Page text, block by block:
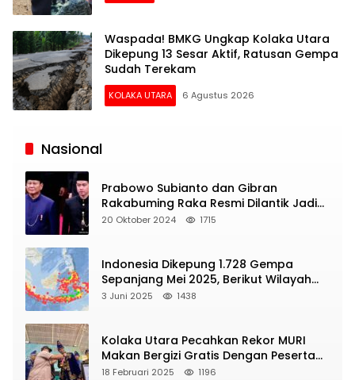
Waspada! BMKG Ungkap Kolaka Utara
Dikepung 13 Sesar Aktif, Ratusan Gempa
Sudah Terekam
KOLAKA UTARA 6 Agustus 2026
Siaran
Nasional
Prabowo Subianto dan Gibran
Rakabuming Raka Resmi Dilantik Jadi
Presiden dan Wapres RI
20 Oktober 2024 1715
Indonesia Dikepung 1.728 Gempa
Sepanjang Mei 2025, Berikut Wilayah
Yang Intens Diguncang!
3 Juni 2025 1438
Kolaka Utara Pecahkan Rekor MURI
Makan Bergizi Gratis Dengan Peserta
Terbanyak
18 Februari 2025 1196